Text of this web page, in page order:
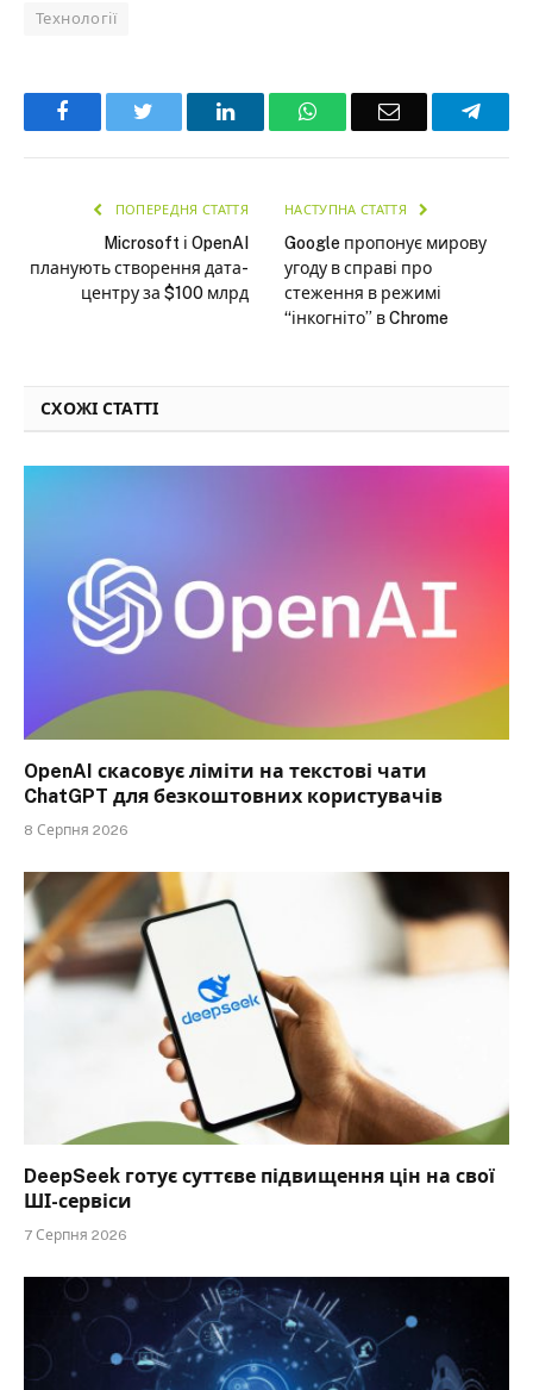
Технології
Facebook LinkedInWhatsAppEmail
ПОПЕРЕДНЯ СТАТТЯ
Microsoft і OpenAI
планують створення дата-
центру за $100 млрд
НАСТУПНА СТАТТЯ
Google пропонує мирову
угоду в справі про
стеження в режимі
“інкогніто” в Chrome
СХОЖІ СТАТТІ
OpenAI скасовує ліміти на текстові чати
ChatGPT для безкоштовних користувачів
8 Серпня 2026
DeepSeek готує суттєве підвищення цін на свої
ШІ-сервіси
7 Серпня 2026